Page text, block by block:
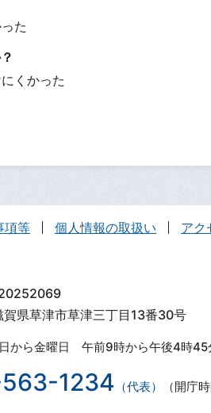
た
くかった
項等 個人情報の取扱い アク
県草津市草津三丁目13番30号
から金曜日 午前9時から午後4時45
1234 （代表） （開庁